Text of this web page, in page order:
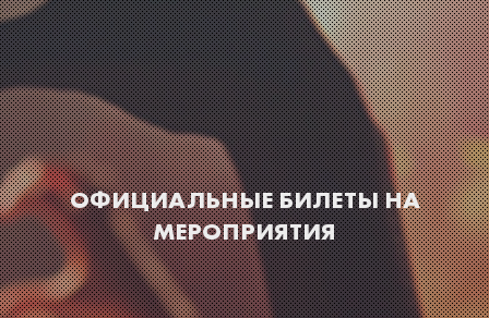
ОФИЦИАЛЬНЫЕ БИЛЕТЫ НА
МЕРОПРИЯТИЯ